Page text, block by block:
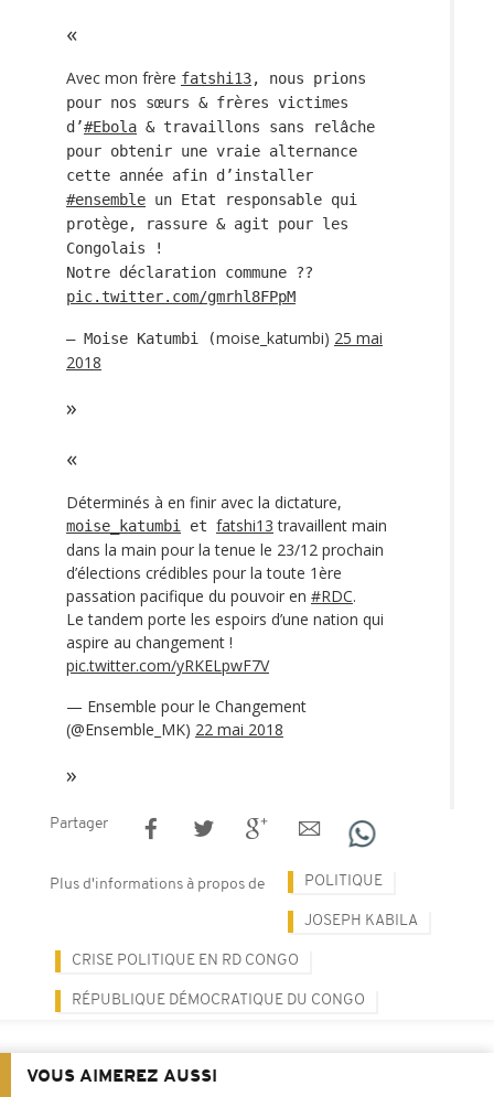
Avec mon frère fatshi13, nous prions
pour nos sœurs & frères victimes
d’#Ebola & travaillons sans relâche
pour obtenir une vraie alternance
cette année afin d’installer
#ensemble un Etat responsable qui
protège, rassure & agit pour les
Congolais !
Notre déclaration commune ??
pic.twitter.com/gmrhl8FPpM
— Moise Katumbi (moise_katumbi) 25 mai
2018
Déterminés à en finir avec la dictature,
moise_katumbi et fatshi13 travaillent main
dans la main pour la tenue le 23/12 prochain
d’élections crédibles pour la toute 1ère
passation pacifique du pouvoir en #RDC.
Le tandem porte les espoirs d’une nation qui
aspire au changement !
pic.twitter.com/yRKELpwF7V
— Ensemble pour le Changement
(@Ensemble_MK) 22 mai 2018
Partager
Plus d'informations à propos de POLITIQUE
JOSEPH KABILA
CRISE POLITIQUE EN RD CONGO
RÉPUBLIQUE DÉMOCRATIQUE DU CONGO
VOUS AIMEREZ AUSSI